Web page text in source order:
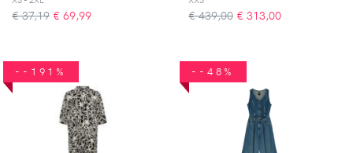
€ 37,19 € 69,99 € 439,00 € 313,00
--191% --48%